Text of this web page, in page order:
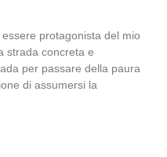
protagonista del mio
strada concreta e
per passare della paura
di assumersi la